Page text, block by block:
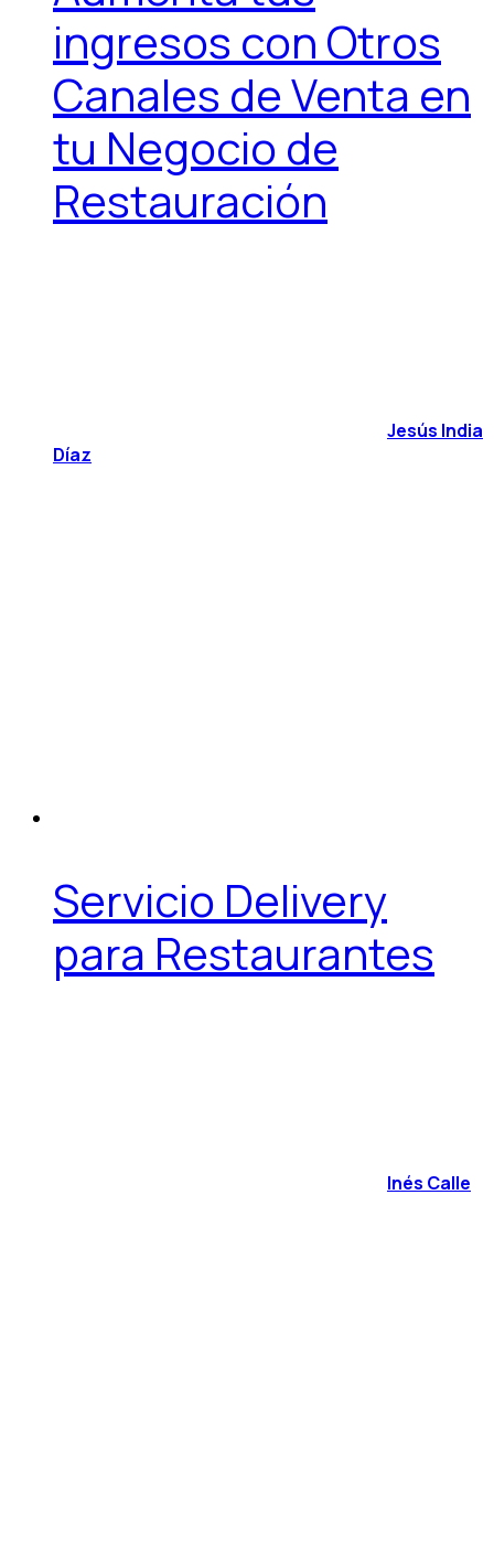
ingresos con Otros
Canales de Venta en
tu Negocio de
Restauración
Jesús India
Díaz
Servicio Delivery
para Restaurantes
Inés Calle